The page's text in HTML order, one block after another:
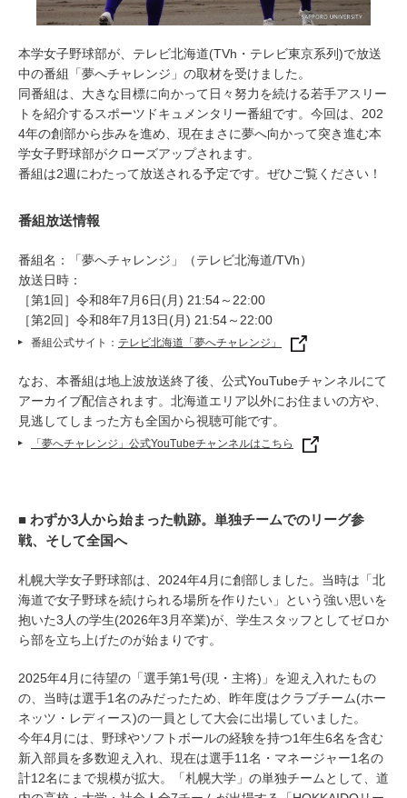
本学女子野球部が、テレビ北海道(TVh・テレビ東京系列)で放送
中の番組「夢へチャレンジ」の取材を受けました。
同番組は、大きな目標に向かって日々努力を続ける若手アスリー
トを紹介するスポーツドキュメンタリー番組です。今回は、202
4年の創部から歩みを進め、現在まさに夢へ向かって突き進む本
学女子野球部がクローズアップされます。
番組は2週にわたって放送される予定です。ぜひご覧ください！
番組放送情報
番組名：「夢へチャレンジ」（テレビ北海道/TVh）
放送日時：
［第1回］令和8年7月6日(月) 21:54～22:00
［第2回］令和8年7月13日(月) 21:54～22:00
番組公式サイト： テレビ北海道「夢へチャレンジ」
なお、本番組は地上波放送終了後、公式YouTubeチャンネルにて
アーカイブ配信されます。北海道エリア以外にお住まいの方や、
見逃してしまった方も全国から視聴可能です。
「夢へチャレンジ」公式YouTubeチャンネルはこちら
■ わずか3人から始まった軌跡。単独チームでのリーグ参
戦、そして全国へ
札幌大学女子野球部は、2024年4月に創部しました。当時は「北
海道で女子野球を続けられる場所を作りたい」という強い思いを
抱いた3人の学生(2026年3月卒業)が、学生スタッフとしてゼロか
ら部を立ち上げたのが始まりです。
2025年4月に待望の「選手第1号(現・主将)」を迎え入れたもの
の、当時は選手1名のみだったため、昨年度はクラブチーム(ホー
ネッツ・レディース)の一員として大会に出場していました。
今年4月には、野球やソフトボールの経験を持つ1年生6名を含む
新入部員を多数迎え入れ、現在は選手11名・マネージャー1名の
計12名にまで規模が拡大。「札幌大学」の単独チームとして、道